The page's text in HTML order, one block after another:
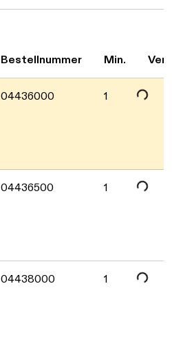
Bestellnummer Min.
04436000 1
Daten werden geladen. Bitte warten...
04436500 1
Daten werden geladen. Bitte warten...
04438000 1
Daten werden geladen. Bitte warten...